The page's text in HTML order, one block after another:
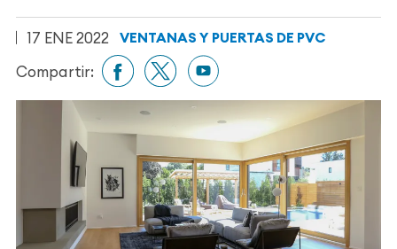
17 ENE 2022 VENTANAS Y PUERTAS DE PVC
Compartir: